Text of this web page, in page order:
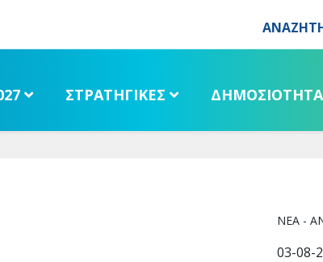
ΣΤΡΑΤΗΓΙΚΕΣ ΔΗΜΟΣΙΟΤΗΤΑ
ΝΈΑ -
03-08-